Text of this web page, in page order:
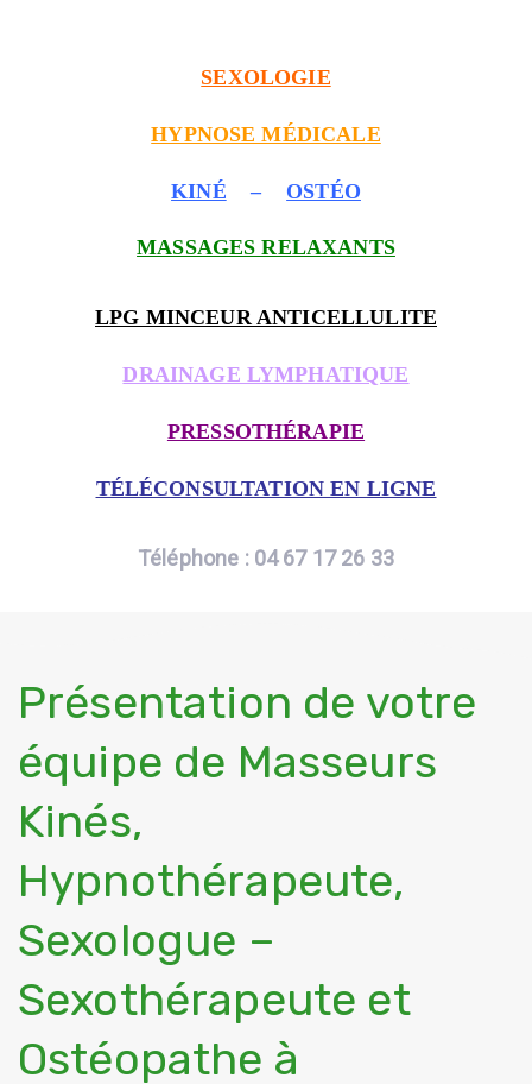
SEXOLOGIE
HYPNOSE MÉDICALE
KINÉ – OSTÉO
MASSAGES RELAXANTS
LPG MINCEUR ANTICELLULITE
DRAINAGE LYMPHATIQUE
PRESSOTHÉRAPIE
TÉLÉCONSULTATION EN LIGNE
Téléphone : 04 67 17 26 33
Présentation de votre
équipe de Masseurs
Kinés,
Hypnothérapeute,
Sexologue –
Sexothérapeute et
Ostéopathe à